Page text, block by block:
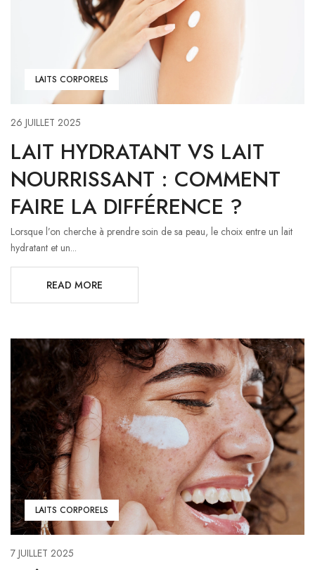
LAITS CORPORELS
26 JUILLET 2025
LAIT HYDRATANT VS LAIT
NOURRISSANT : COMMENT
FAIRE LA DIFFÉRENCE ?
Lorsque l’on cherche à prendre soin de sa peau, le choix entre un lait
hydratant et un...
READ MORE
LAITS CORPORELS
7 JUILLET 2025